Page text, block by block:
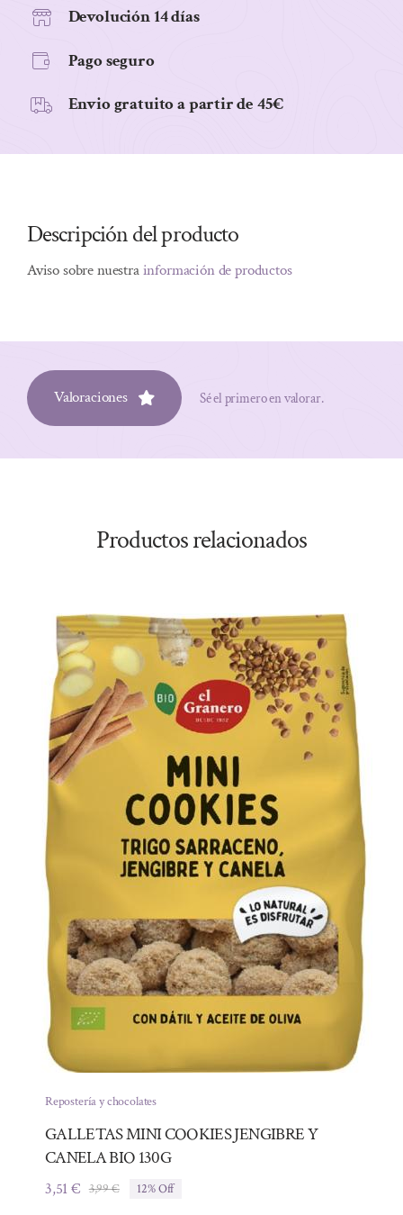
CHOCOLATE
G
cantidad
Devolución 14 días
Pago seguro
Envio gratuito a partir de 45€
Descripción del producto
Aviso sobre nuestrainformación de productos
Valoraciones Sé el primero en valorar.
Productos relacionados
Repostería y chocolates
GALLETAS MINI COOKIES JENGIBRE Y
CANELA BIO 130G
3,99€El
3,51€
El
12% Off